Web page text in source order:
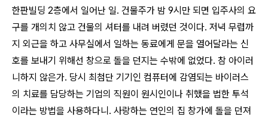
한판빌딩 2층에서 일어난 일. 건물주가 밤 9시만 되면 입주사의 요
구를 개의치 않고 건물의 셔터를 내려 버렸던 것이다. 저녁 무렵까
지 외근을 하고 사무실에서 일하는 동료에게 문을 열어달라는 신
호를 보내기 위해선 창으로 돌을 던지는 수밖에 없었다. 참 아이러
니하지 않은가. 당시 최첨단 기기인 컴퓨터에 감염되는 바이러스
의 치료를 담당하는 기업의 직원이 원시인이나 취했을 법한 투석
이라는 방법을 사용하다니. 사랑하는 연인의 집 창가에 돌을 던져